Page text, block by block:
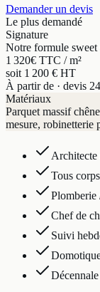
Demander un devis
Le plus demandé
Signature
Notre formule
1 320€ TTC / m²
soit 1 200 € HT
À partir de · devis
Matériaux
Parquet massif
mesure, robinetterie
Tous
Plomberie
Chef de
Suivi